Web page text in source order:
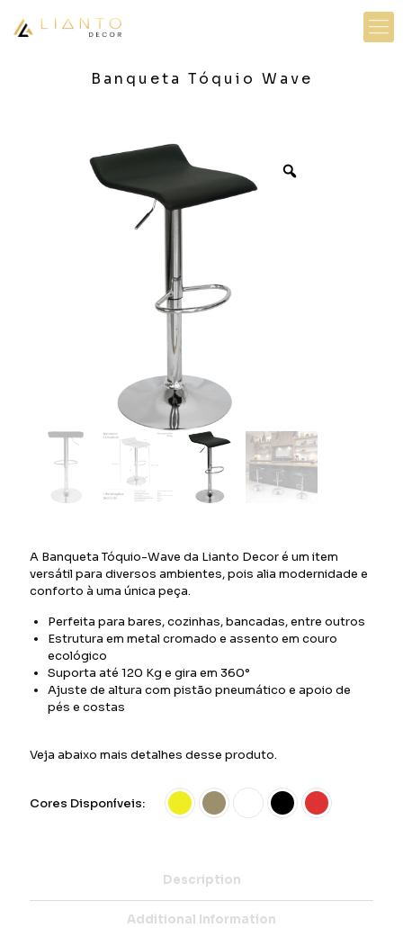
Banqueta Tóquio Wave
A Banqueta Tóquio-Wave da Lianto Decor é um item
versátil para diversos ambientes, pois alia modernidade e
conforto à uma única peça.
Perfeita para bares, cozinhas, bancadas, entre outros
Estrutura em metal cromado e assento em couro
ecológico
Suporta até 120 Kg e gira em 360°
Ajuste de altura com pistão pneumático e apoio de
pés e costas
Veja abaixo mais detalhes desse produto.
Cores Disponíveis:
Description
Additional Information